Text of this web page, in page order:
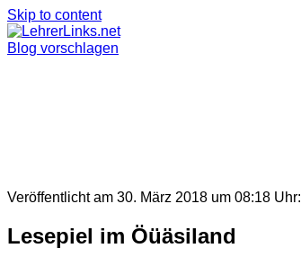
Skip to content
Blog vorschlagen
Veröffentlicht am 30. März 2018 um 08:18 Uhr:
Lesepiel im Öüäsiland